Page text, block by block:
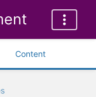
Content